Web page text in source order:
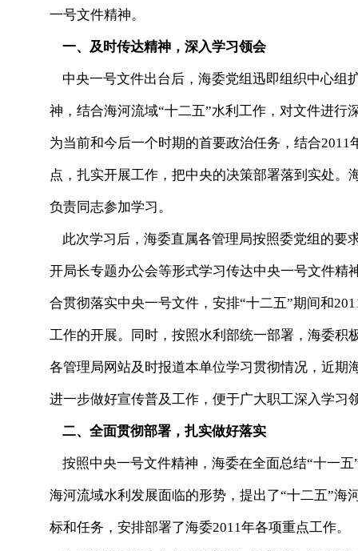
一号文件精神。
一、及时传达精神，深入学习领会
中央一号文件出台后，海委党组迅即组织中心组
神，结合海河流域“十二五”水利工作，对文件进
为当前和今后一个时期的首要政治任务，结合
点，扎实开展工作，把中央的决策部署落到实处
负责同志参加学习。
此次学习后，海委直属各管理局按照委党组的要
开局长专题办公会等形式学习传达中央一号文件
合贯彻落实中央一号文件，安排“十二五”期间和
工作的开展。同时，按照水利部统一部署，海委
各管理局网站及时报道本单位学习贯彻情况，近
进一步做好宣传普及工作，便于广大职工深入学习
二、全面贯彻部署，扎实做好落实
按照中央一号文件精神，海委在全面总结“十一
海河流域水利发展面临的形势，提出了“十二五”海
标和任务，安排部署了海委2011年各项重点工作。